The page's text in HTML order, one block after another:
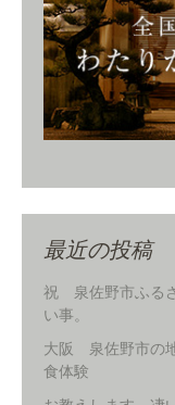
最近の投稿
祝 泉佐野市ふる
い事。
大阪 泉佐野市の
食体験